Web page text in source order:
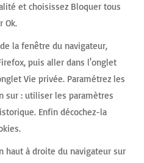
et choisissez Bloquer tous
Ok.
la fenêtre du navigateur,
puis aller dans l'onglet
Vie privée. Paramétrez les
sur : utiliser les paramètres
Enfin décochez-la
haut à droite du navigateur sur